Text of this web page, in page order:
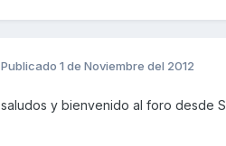
Publicado 1 de Noviembre del 2012
saludos y bienvenido al foro desde